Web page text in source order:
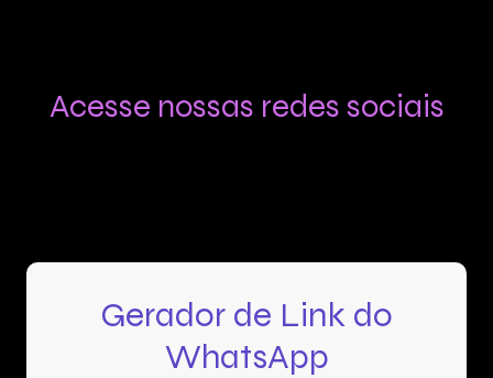
Acesse nossas redes sociais
Gerador de Link do
WhatsApp